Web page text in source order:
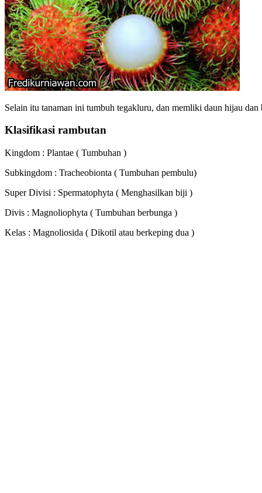
Selain itu tanaman ini tumbuh tegakluru, dan memliki daun hijau dan
Klasifikasi rambutan
Kingdom : Plantae ( Tumbuhan )
Subkingdom : Tracheobionta ( Tumbuhan pembulu)
Super Divisi : Spermatophyta ( Menghasilkan biji )
Divis : Magnoliophyta ( Tumbuhan berbunga )
Kelas : Magnoliosida ( Dikotil atau berkeping dua )